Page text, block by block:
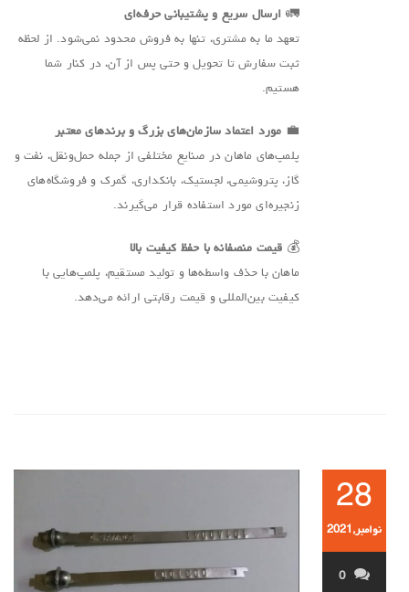
🚛 ارسال سریع و پشتیبانی حرفه‌ای
تعهد ما به مشتری، تنها به فروش محدود نمی‌شود. از لحظه
ثبت سفارش تا تحویل و حتی پس از آن، در کنار شما
هستیم.
💼 مورد اعتماد سازمان‌های بزرگ و برندهای معتبر
پلمپ‌های ماهان در صنایع مختلفی از جمله حمل‌ونقل، نفت و
گاز، پتروشیمی، لجستیک، بانکداری، گمرک و فروشگاه‌های
زنجیره‌ای مورد استفاده قرار می‌گیرند.
💰 قیمت منصفانه با حفظ کیفیت بالا
ماهان با حذف واسطه‌ها و تولید مستقیم، پلمپ‌هایی با
کیفیت بین‌المللی و قیمت رقابتی ارائه می‌دهد.
28
نوامبر,2021
0